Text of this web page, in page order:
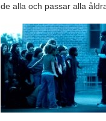
de alla och passar alla